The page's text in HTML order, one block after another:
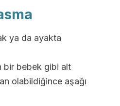
ya da ayakta
bir bebek gibi alt
olabildiğince aşağı